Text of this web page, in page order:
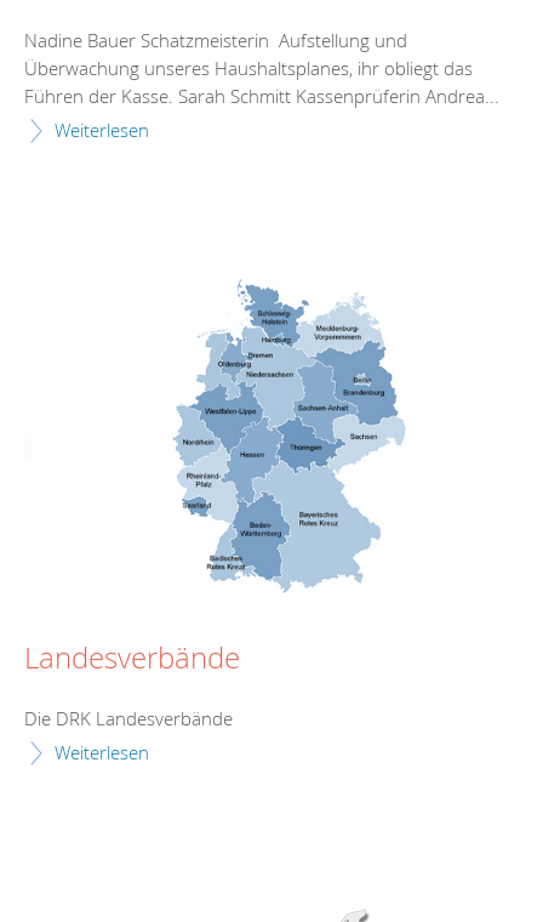
Nadine Bauer Schatzmeisterin Aufstellung und
Überwachung unseres Haushaltsplanes, ihr obliegt das
Führen der Kasse. Sarah Schmitt Kassenprüferin Andrea...
Weiterlesen
Landesverbände
Die DRK Landesverbände
Weiterlesen